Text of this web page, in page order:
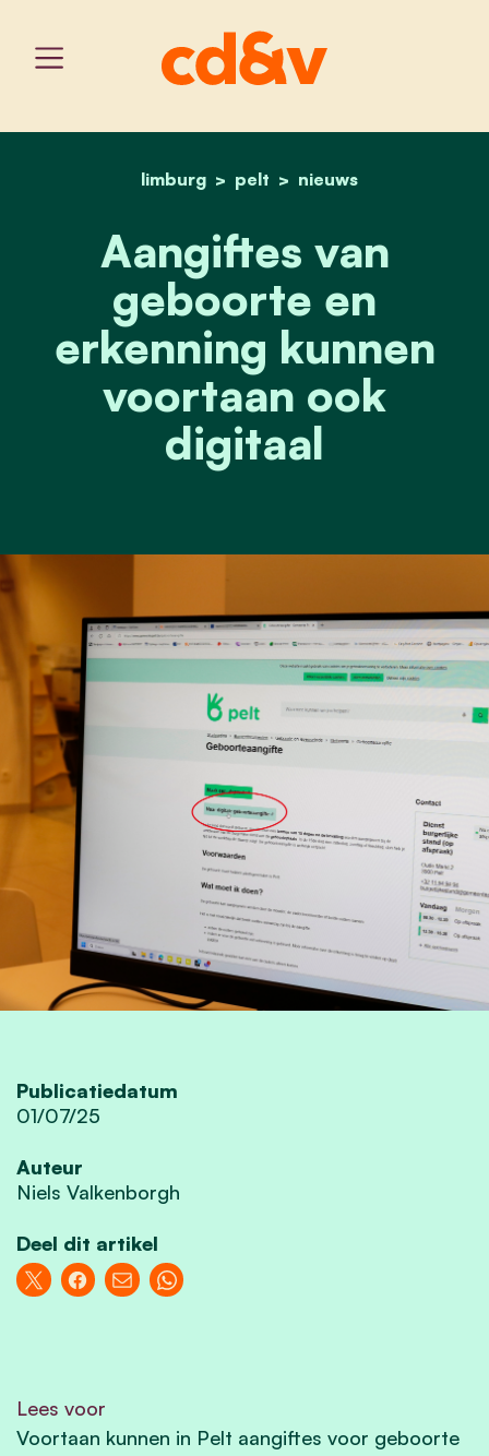
home
limburg pelt nieuws
aangiftes van geboorte
Aangiftes van
geboorte en
erkenning kunnen
voortaan ook
digitaal
Publicatiedatum
01/07/25
Auteur
Niels Valkenborgh
Deel dit artikel
Lees voor
Voortaan kunnen in Pelt aangiftes voor geboorte